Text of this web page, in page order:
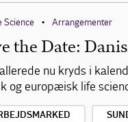
Science • Arrangementer
the Date:
nu kryds i
og europæisk life